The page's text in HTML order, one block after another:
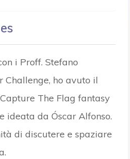
i Proff. Stefano
Challenge, ho avuto il
The Flag fantasy
ideata da Óscar Alfonso.
di discutere e spaziare